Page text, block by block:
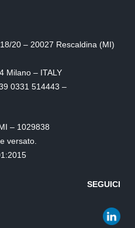
20 – 20027 Rescaldina (MI)
Milano – ITALY
0331 514443 –
– 1029838
versato.
SEGUICI